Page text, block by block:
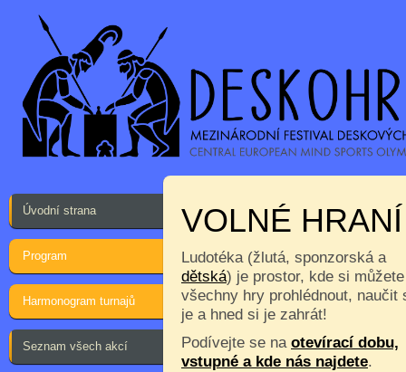
Úvodní strana
Program
Harmonogram turnajů
Seznam všech akcí
VOLNÉ
Ludotéka (žlutá, sponzorská a
dětská) je prostor, kde si můžete
všechny hry prohlédnout, naučit
je a hned si je zahrát!
Podívejte se na otevírací dobu,
vstupné a kde nás najdete.